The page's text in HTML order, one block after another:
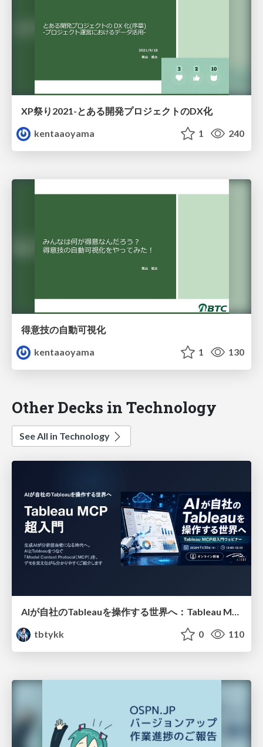
XP祭り2021-とある開発プロジェクトのDX化
kentaaoyama
1 240
得意技の自動可視化
kentaaoyama
1 130
Other Decks in Technology
See All in Technology
AIが自社のTableauを操作する世界へ：Tableau MCP超入門
tbtykk
0 110